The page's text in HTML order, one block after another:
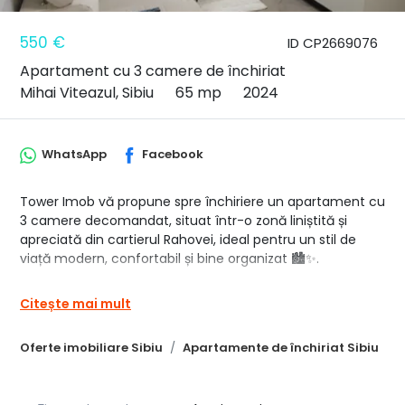
ID CP2669076
550 €
Apartament cu 3 camere de închiriat
Mihai Viteazul, Sibiu
65 mp 2024
Oferte imobiliare Sibiu Apartamente de închiriat Sibiu
WhatsApp Facebook
Tower Imob vă propune spre închiriere un apartament cu
3 camere decomandat, situat într-o zonă liniștită și
apreciată din cartierul Rahovei, ideal pentru un stil de
viață modern, confortabil și bine organizat 🏙️✨.
utilată – spațiu luminos și primitor
Citește mai mult